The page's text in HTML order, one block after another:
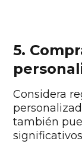
5.
Considera
también